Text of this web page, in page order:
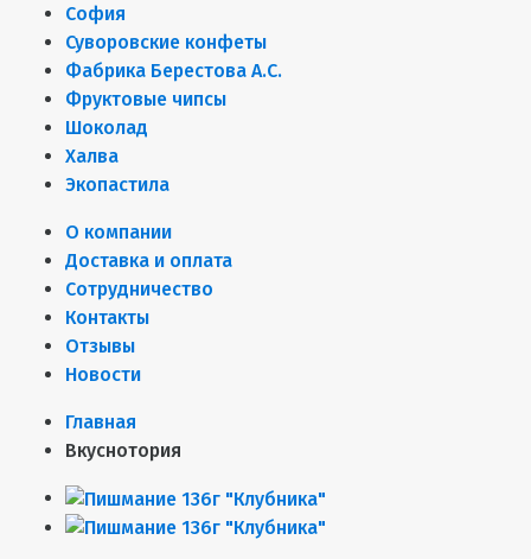
София
Суворовские конфеты
Фабрика Берестова А.С.
Фруктовые чипсы
Шоколад
Халва
Экопастила
О компании
Доставка и оплата
Сотрудничество
Контакты
Отзывы
Новости
Главная
Вкуснотория